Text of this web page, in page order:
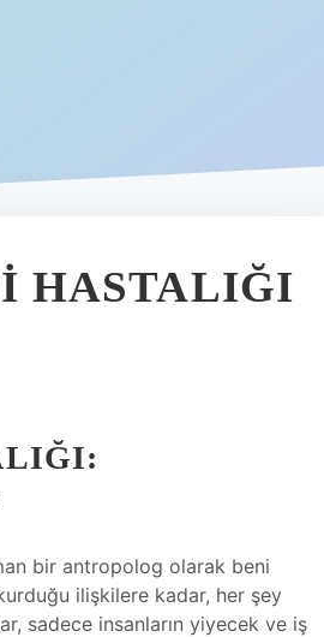
HASTALIĞI
bir antropolog olarak beni
ilişkilere kadar, her şey
sadece insanların yiyecek ve iş